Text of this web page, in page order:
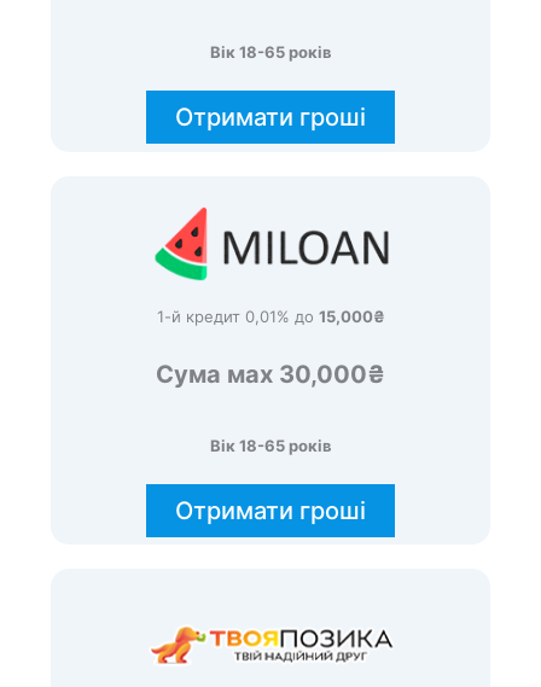
Вік 18-65 років
Отримати гроші
1-й кредит 0,01% до 15,000₴
Сума мах 30,000₴
Вік 18-65 років
Отримати гроші